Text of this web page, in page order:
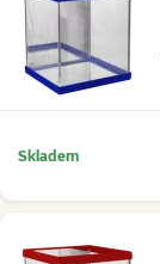
Skladem